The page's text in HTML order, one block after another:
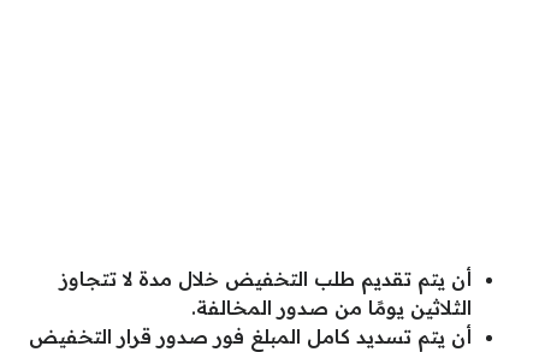
أن يتم تقديم طلب التخفيض خلال مدة لا تتجاوز
الثلاثين يومًا من صدور المخالفة.
أن يتم تسديد كامل المبلغ فور صدور قرار التخفيض